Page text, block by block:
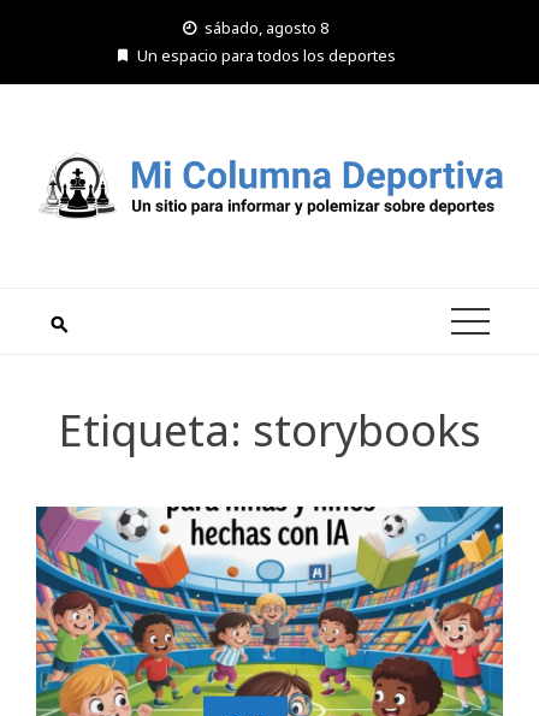
sábado, agosto 8
Un espacio para todos los deportes
Etiqueta: storybooks